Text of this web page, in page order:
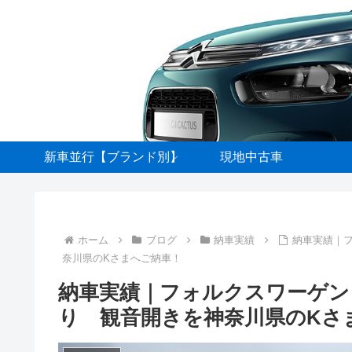
新車並行【ブランド別】 現地中古車
ホーム ブログ 納車実績
納車実績｜
奈川県のKさまへご納車！
納車実績｜フォルクスワーゲ
り 観音開きを神奈川県のKさ